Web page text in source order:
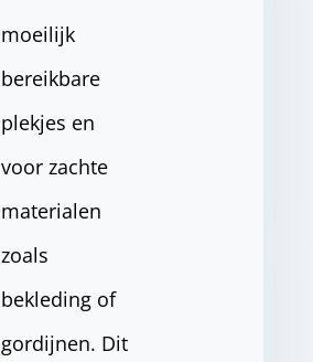
moeilijk
bereikbare
plekjes en
voor zachte
materialen
zoals
bekleding of
gordijnen. Dit